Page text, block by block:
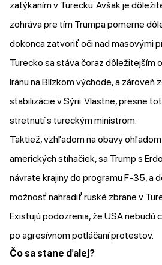
zatýkaním v Turecku. Avšak je
zohráva pre tím Trumpa pomerne
dokonca zatvoriť oči nad masovými
Turecko sa stáva čoraz dôležitejším
Iránu na Blízkom východe, a zároveň
stabilizácie v Sýrii. Vlastne, presne
stretnutí s tureckým ministrom.
Taktiež, vzhľadom naobavy
amerických stíhačiek, sa Trump s
návrate krajiny do programu F-35, a
možnosť nahradiť ruské zbrane v
Existujú podozrenia, že USA nebudú
po agresívnom potláčaní protestov.
Čo sa stane ďalej?